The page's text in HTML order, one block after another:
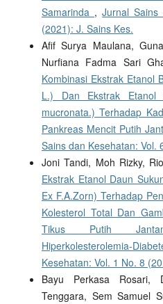
Samarinda ,Jurnal
(2021): J. Sains Kes.
Afif Surya Maulana,
Nurfiana Fadma Sari
Kombinasi Ekstrak Etanol
L.) Dan Ekstrak Etanol
mucronata.) Terhadap
Pankreas Mencit Putih
Sains dan Kesehatan: Vol.
Joni Tandi, Moh Rizky,
Ekstrak Etanol Daun
Ex F.A.Zorn) Terhadap
Kolesterol Total Dan
Tikus Putih
Hiperkolesterolemia-
Kesehatan: Vol. 1 No. 8
Bayu Perkasa Rosari,
Tenggara, Sem Samuel